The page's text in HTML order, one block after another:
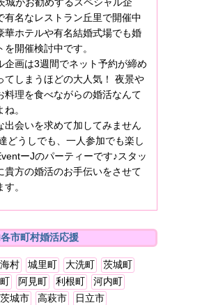
城がお勧めするスペシャル企
有名なレストラン丘里で開催中
華ホテルや有名結婚式場でも婚
を開催検討中です。
企画は3週間でネット予約が締め
てしまうほどの大人気！ 夜景や
料理を食べながらの婚活なんて
。
出会いを求めて加してみません
どうしでも、一人参加でも楽し
ーJのパーティーです♪スタッ
貴方の婚活のお手伝いをさせて
。
市町村婚活応援
村 城里町 大洗町
茨城町
阿見町 利根町
河内町
城市 高萩市
日立市